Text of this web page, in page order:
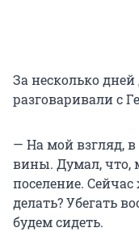
За несколько
разговаривали с
— На мой взгляд, в
вины. Думал, что,
поселение.
делать? Убегать
будем сидеть.